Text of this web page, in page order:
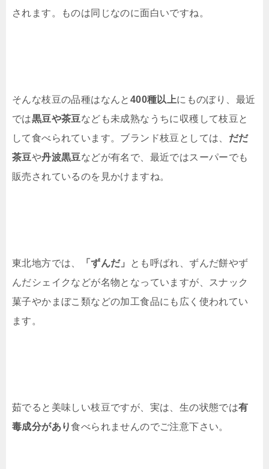
されます。ものは同じなのに面白いですね。
そんな枝豆の品種はなんと 400種以上にものぼり、最近
では黒豆や茶豆なども未成熟なうちに収穫して枝豆と
して食べられています。ブランド枝豆としては、 だだ
茶豆や丹波黒豆などが有名で、最近ではスーパーでも
販売されているのを見かけますね。
東北地方では、 「ずんだ」
とも呼ばれ、ずんだ餅やず
んだシェイクなどが名物となっていますが、スナック
菓子やかまぼこ類などの加工食品にも広く使われてい
ます。
茹でると美味しい枝豆ですが、実は、生の状態では有
毒成分があり食べられませんのでご注意下さい。